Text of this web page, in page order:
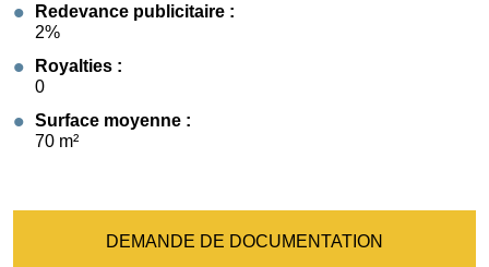
Redevance publicitaire :
2%
Royalties :
0
Surface moyenne :
70 m²
DEMANDE DE DOCUMENTATION